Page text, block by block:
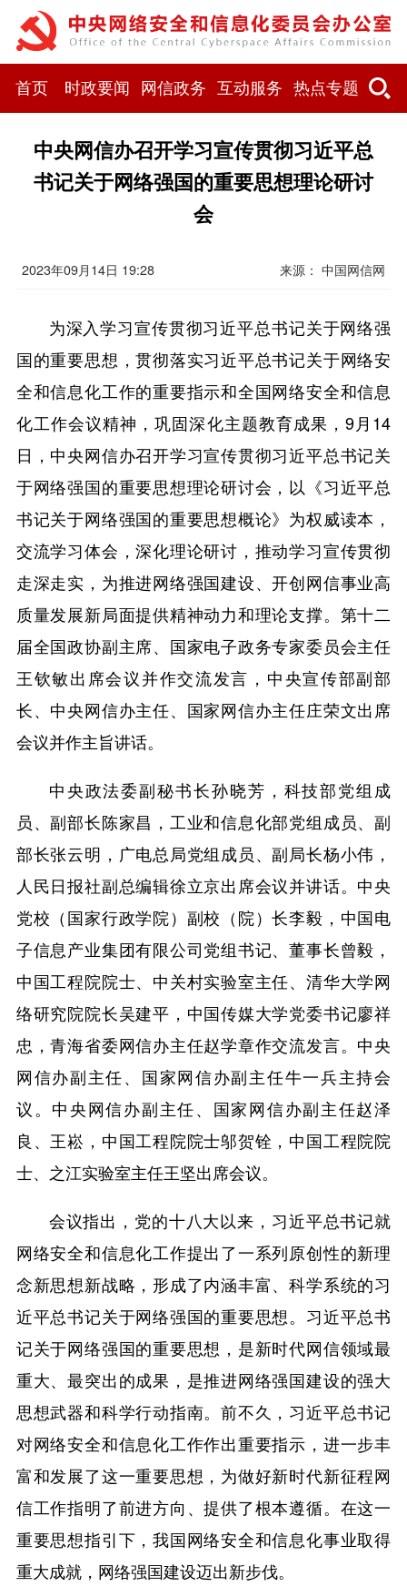
首页 时政要闻 网信政务 互动服务 热点专题
中央网信办召开学习宣传贯彻习近平总
书记关于网络强国的重要思想理论研讨
会
2023年09月14日 19:28 来源： 中国网信网
为深入学习宣传贯彻习近平总书记关于网络强
国的重要思想，贯彻落实习近平总书记关于网络安
全和信息化工作的重要指示和全国网络安全和信息
化工作会议精神，巩固深化主题教育成果，9月14
日，中央网信办召开学习宣传贯彻习近平总书记关
于网络强国的重要思想理论研讨会，以《习近平总
书记关于网络强国的重要思想概论》为权威读本，
交流学习体会，深化理论研讨，推动学习宣传贯彻
走深走实，为推进网络强国建设、开创网信事业高
质量发展新局面提供精神动力和理论支撑。第十二
届全国政协副主席、国家电子政务专家委员会主任
王钦敏出席会议并作交流发言，中央宣传部副部
长、中央网信办主任、国家网信办主任庄荣文出席
会议并作主旨讲话。
中央政法委副秘书长孙晓芳，科技部党组成
员、副部长陈家昌，工业和信息化部党组成员、副
部长张云明，广电总局党组成员、副局长杨小伟，
人民日报社副总编辑徐立京出席会议并讲话。中央
党校（国家行政学院）副校（院）长李毅，中国电
子信息产业集团有限公司党组书记、董事长曾毅，
中国工程院院士、中关村实验室主任、清华大学网
络研究院院长吴建平，中国传媒大学党委书记廖祥
忠，青海省委网信办主任赵学章作交流发言。中央
网信办副主任、国家网信办副主任牛一兵主持会
议。中央网信办副主任、国家网信办副主任赵泽
良、王崧，中国工程院院士邬贺铨，中国工程院院
士、之江实验室主任王坚出席会议。
会议指出，党的十八大以来，习近平总书记就
网络安全和信息化工作提出了一系列原创性的新理
念新思想新战略，形成了内涵丰富、科学系统的习
近平总书记关于网络强国的重要思想。习近平总书
记关于网络强国的重要思想，是新时代网信领域最
重大、最突出的成果，是推进网络强国建设的强大
思想武器和科学行动指南。前不久，习近平总书记
对网络安全和信息化工作作出重要指示，进一步丰
富和发展了这一重要思想，为做好新时代新征程网
信工作指明了前进方向、提供了根本遵循。在这一
重要思想指引下，我国网络安全和信息化事业取得
重大成就，网络强国建设迈出新步伐。